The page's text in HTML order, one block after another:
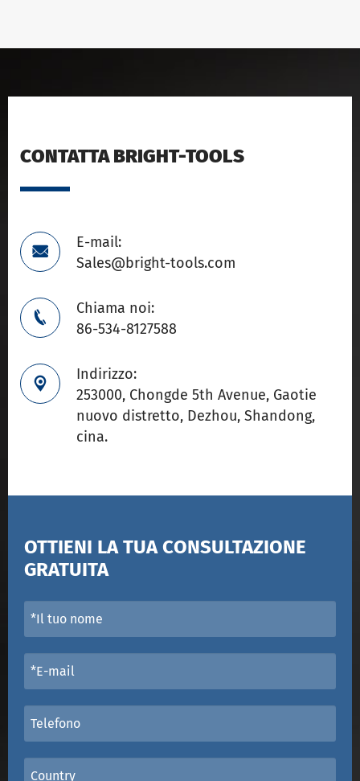
CONTATTA BRIGHT-TOOLS

E-mail:
Sales@bright-tools.com

Chiama noi:
86-534-8127588

Indirizzo:
253000, Chongde 5th Avenue, Gaotie
nuovo distretto, Dezhou, Shandong,
cina.
OTTIENI LA TUA CONSULTAZIONE
GRATUITA